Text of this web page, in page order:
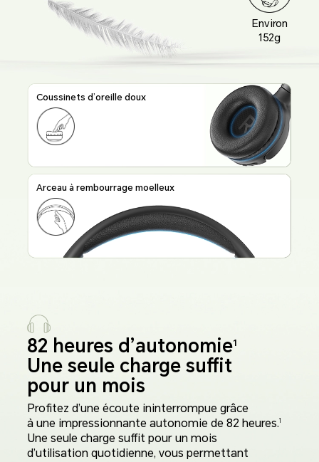
Coussinets d’oreille doux
Arceau à rembourrage moelleux
Environ
152g
82 heures d’autonomie1
Une seule charge suffit
pour un mois
Profitez d’une écoute ininterrompue grâce
à une impressionnante autonomie de 82 heures.1
Une seule charge suffit pour un mois
d’utilisation quotidienne, vous permettant